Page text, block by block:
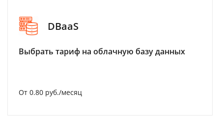
DBaaS
Выбрать тариф на облачную базу данных
От 0.80 руб./месяц